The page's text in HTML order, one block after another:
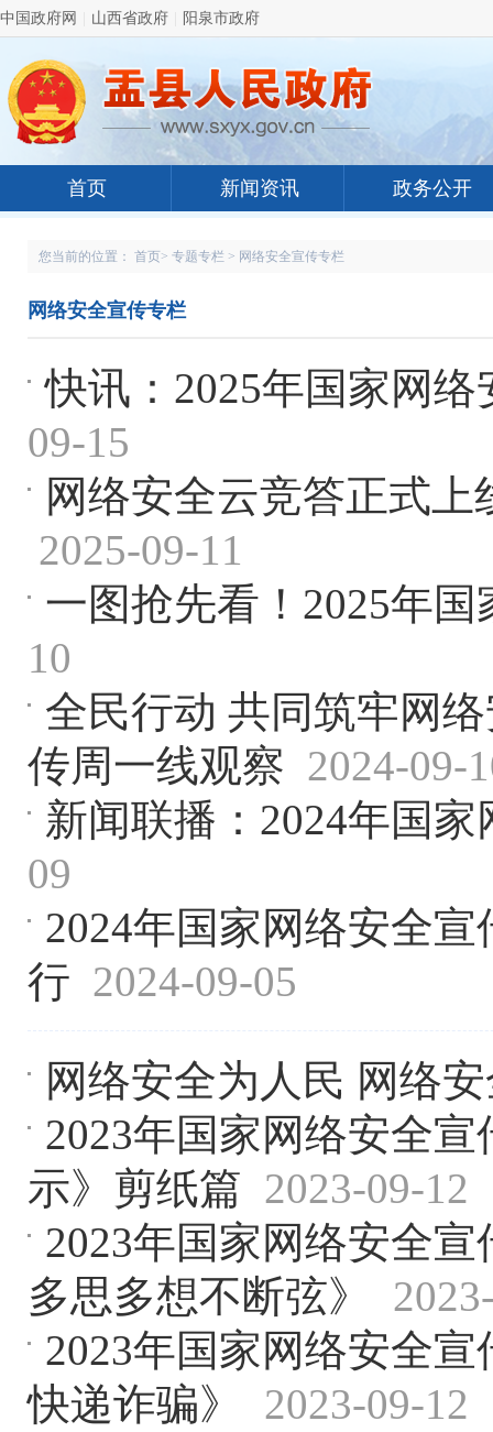
中国政府网 山西省政府 阳泉市政府
首页 新闻资讯 政务公开
您当前的位置： 首页> 专题专栏 > 网络安全宣传专栏
网络安全宣传专栏
快讯：2025年国家网
09-15
网络安全云竞答正式
2025-09-11
一图抢先看！2025年
10
全民行动 共同筑牢网
传周一线观察 2024-09-
新闻联播：2024年国
09
2024年国家网络安全
行 2024-09-05
网络安全为人民 网络
2023年国家网络安全
示》剪纸篇 2023-09-12
2023年国家网络安全
多思多想不断弦》
2023年国家网络安全
快递诈骗》
2023-09-12